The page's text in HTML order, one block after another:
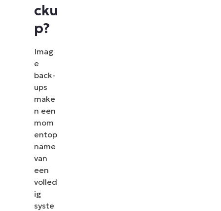
cku
p?
Imag
e
back-
ups
make
n een
mom
entop
name
van
een
volled
ig
syste